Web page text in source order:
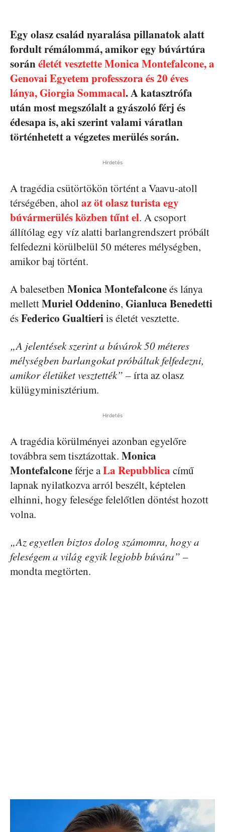
Egy olasz család nyaralása pillanatok alatt
fordult rémálommá, amikor egy búvártúra
soránéletét vesztette Monica Montefalcone, a
Genovai Egyetem professzora és 20 éves
lánya, Giorgia Sommacal. A katasztrófa
után most megszólalt a gyászoló férj és
édesapa is, aki szerint valami váratlan
történhetett a végzetes merülés során.
Hirdetés
A tragédia csütörtökön történt a Vaavu-atoll
térségében, aholaz öt olasz turista egy
búvármerülés közben tűnt el. A csoport
állítólag egy víz alatti barlangrendszert próbált
felfedezni körülbelül 50 méteres mélységben,
amikor baj történt.
A balesetben Monica Montefalconeés lánya
mellettMuriel Oddenino, Gianluca Benedetti
ésFederico Gualtieriis életét vesztette.
„A jelentések szerint a búvárok 50 méteres
mélységben barlangokat próbáltak felfedezni,
amikor életüket vesztették” –írta az olasz
külügyminisztérium.
Hirdetés
A tragédia körülményei azonban egyelőre
továbbra sem tisztázottak. Monica
Montefalconeférje aLa Repubblica című
lapnak nyilatkozva arról beszélt, képtelen
elhinni, hogy felesége felelőtlen döntést hozott
volna.
„Az egyetlen biztos dolog számomra, hogy a
feleségem a világ egyik legjobb búvára” –
mondta megtörten.